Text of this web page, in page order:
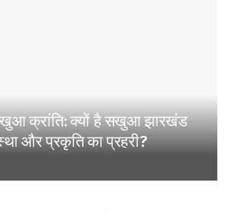
क्रांति: क्यों है सखुआ झारखंड
और प्रकृति का प्रहरी?